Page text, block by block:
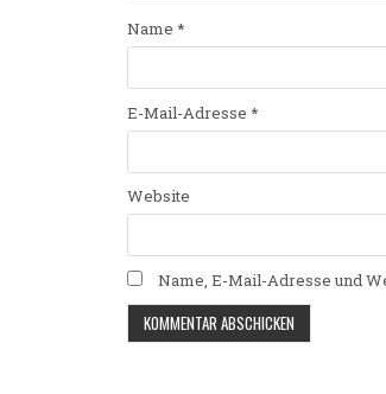
Name *
E-Mail-Adresse *
Website
Name, E-Mail-Adresse und